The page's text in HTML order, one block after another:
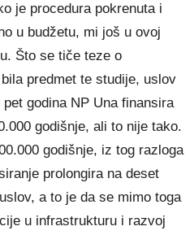
je procedura pokrenuta i
u budžetu, mi još u ovoj
Što se tiče teze o
predmet te studije, uslov
godina NP Una finansira
godišnje, ali to nije tako.
godišnje, iz tog razloga
prolongira na deset
a to je da se mimo toga
u infrastrukturu i razvoj